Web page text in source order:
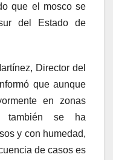
que el mosco se
del Estado de
Director del
que aunque
en zonas
también se ha
y con humedad,
de casos es